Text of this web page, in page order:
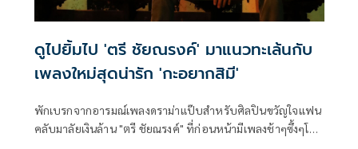
ดูไปยิ้มไป 'ตรี ชัยณรงค์' มาแนวทะเล้นกับ
เพลงใหม่สุดน่ารัก 'กะอยากสิมี'
พักเบรกจากอารมณ์เพลงดราม่าแป๊บสำหรับศิลปินขวัญใจแฟน
คลับมาลัยเงินล้าน "ตรี ชัยณรงค์" ที่ก่อนหน้ามีเพลงช้าๆซึ้งๆโชว์